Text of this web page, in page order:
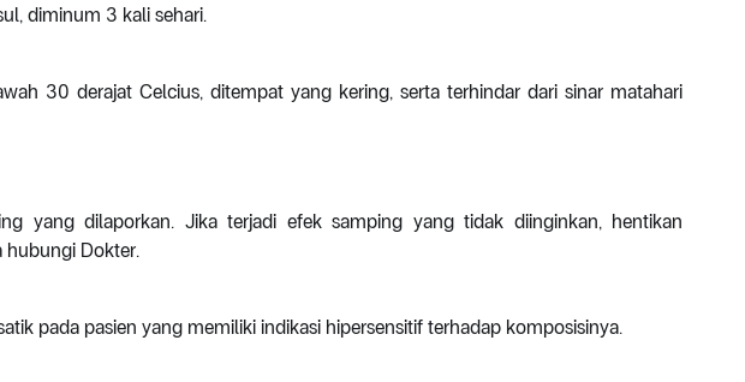
diminum 3 kali sehari.
30 derajat Celcius, ditempat yang kering, serta terhindar dari sinar matahari
yang dilaporkan. Jika terjadi efek samping yang tidak diinginkan, hentikan
hubungi Dokter.
pada pasien yang memiliki indikasi hipersensitif terhadap komposisinya.